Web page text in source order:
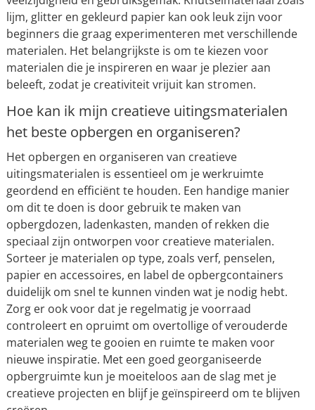
lijm, glitter en gekleurd papier kan ook leuk zijn voor
beginners die graag experimenteren met verschillende
materialen. Het belangrijkste is om te kiezen voor
materialen die je inspireren en waar je plezier aan
beleeft, zodat je creativiteit vrijuit kan stromen.
Hoe kan ik mijn creatieve uitingsmaterialen
het beste opbergen en organiseren?
Het opbergen en organiseren van creatieve
uitingsmaterialen is essentieel om je werkruimte
geordend en efficiënt te houden. Een handige manier
om dit te doen is door gebruik te maken van
opbergdozen, ladenkasten, manden of rekken die
speciaal zijn ontworpen voor creatieve materialen.
Sorteer je materialen op type, zoals verf, penselen,
papier en accessoires, en label de opbergcontainers
duidelijk om snel te kunnen vinden wat je nodig hebt.
Zorg er ook voor dat je regelmatig je voorraad
controleert en opruimt om overtollige of verouderde
materialen weg te gooien en ruimte te maken voor
nieuwe inspiratie. Met een goed georganiseerde
opbergruimte kun je moeiteloos aan de slag met je
creatieve projecten en blijf je geïnspireerd om te blijven